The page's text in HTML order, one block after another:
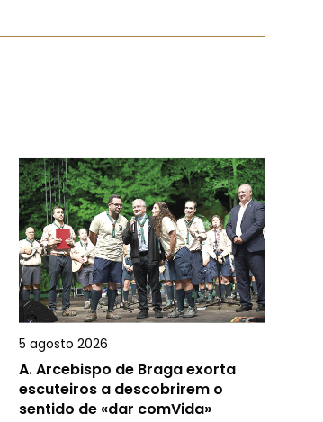
5 agosto 2026
A.Arcebispo de Braga exorta
escuteiros a descobrirem o
sentido de «dar comVida»